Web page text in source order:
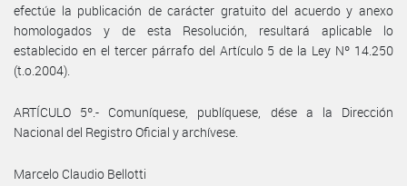
efectúe la publicación de carácter gratuito del acuerdo y anexo
homologados y de esta Resolución, resultará aplicable lo
establecido en el tercer párrafo del Artículo 5 de la Ley Nº 14.250
(t.o.2004).
ARTÍCULO 5º.- Comuníquese, publíquese, dése a la Dirección
Nacional del Registro Oficial y archívese.
Marcelo Claudio Bellotti